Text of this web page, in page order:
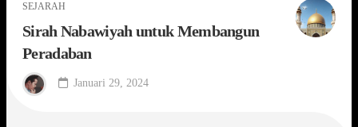
SEJARAH
Sirah Nabawiyah untuk Membangun
Peradaban
Januari 29, 2024